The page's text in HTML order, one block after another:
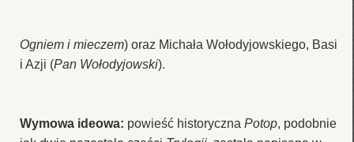
Ogniem i mieczem) oraz Michała Wołodyjowskiego, Basi
i Azji (Pan Wołodyjowski).
Wymowa ideowa: powieść historyczna Potop, podobnie